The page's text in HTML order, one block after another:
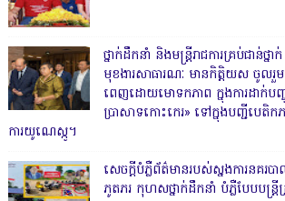
ថ្នាក់ដឹកនាំ និងមន្ត្រីរាជការគ្រប់ជាន់ថ្ន
មុខងារសាធារណៈ មានកិត្តិយស ចូលរួម
ពេញដោយមោទកភាព ក្នុងការដាក់ប
ប្រាសាទកោះកេរ» ទៅក្នុងបញ្ជីបេតិ
ការយូណេស្កូ។
សេចក្តីបំភ្លឺព័ត៌មានរបស់ស្នងការនគរប
ភូតភរ កុហសថ្នាក់ដឹកនាំ បំភ្លឺបែបបន្ត្រី